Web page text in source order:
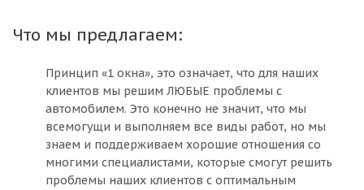
Что мы предлагаем:
Принцип «1 окна», это означает, что для наших
клиентов мы решим ЛЮБЫЕ проблемы с
автомобилем. Это конечно не значит, что мы
всемогущи и выполняем все виды работ, но мы
знаем и поддерживаем хорошие отношения со
многими специалистами, которые смогут решить
проблемы наших клиентов с оптимальным